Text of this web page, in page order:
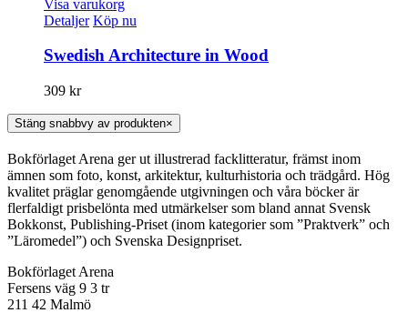
Visa varukorg
Detaljer Köp nu
Swedish Architecture in Wood
309 kr
Stäng snabbvy av produkten×
Bokförlaget Arena ger ut illustrerad facklitteratur, främst inom
ämnen som foto, konst, arkitektur, kulturhistoria och trädgård. Hög
kvalitet präglar genomgående utgivningen och våra böcker är
flerfaldigt prisbelönta med utmärkelser som bland annat Svensk
Bokkonst, Publishing-Priset (inom kategorier som ”Praktverk” och
”Läromedel”) och Svenska Designpriset.
Bokförlaget Arena
Fersens väg 9 3 tr
211 42 Malmö